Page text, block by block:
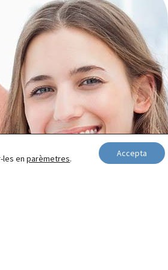
les enparèmetres. Accepta